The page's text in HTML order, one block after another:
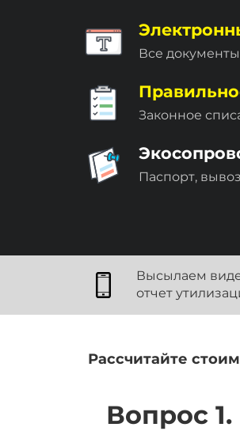
Все
Законное
Паспорт,
Высылаем
отчет
Рассчитайте
Вопрос